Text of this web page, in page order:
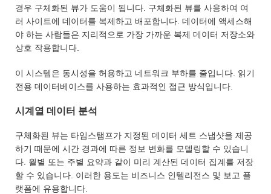
경우 구체화된 뷰가 도움이 됩니다. 구체화된 뷰를 사용하여 여
러 사이트에 데이터를 복제하고 배포합니다. 데이터에 액세스해
야 하는 사람들은 지리적으로 가장 가까운 복제 데이터 저장소와
상호 작용합니다.
이 시스템은 동시성을 허용하고 네트워크 부하를 줄입니다. 읽기
전용 데이터베이스를 사용하는 효과적인 접근 방식입니다.
시계열 데이터 분석
구체화된 뷰는 타임스탬프가 지정된 데이터 세트 스냅샷을 제공
하기 때문에 시간 경과에 따른 정보 변화를 모델링할 수 있습니
다. 월별 또는 주별 요약과 같이 미리 계산된 데이터 집계를 저장
할 수 있습니다. 이러한 용도는 비즈니스 인텔리전스 및 보고 플
랫폼에 유용합니다.